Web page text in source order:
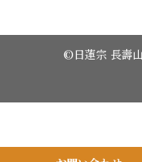
©日蓮宗 長壽